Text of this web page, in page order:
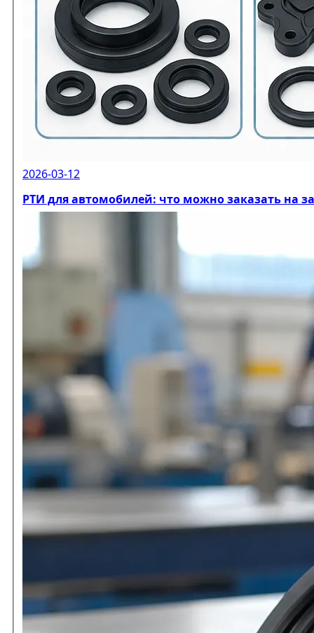
2026-03-12
РТИ для автомобилей: что можно заказать на